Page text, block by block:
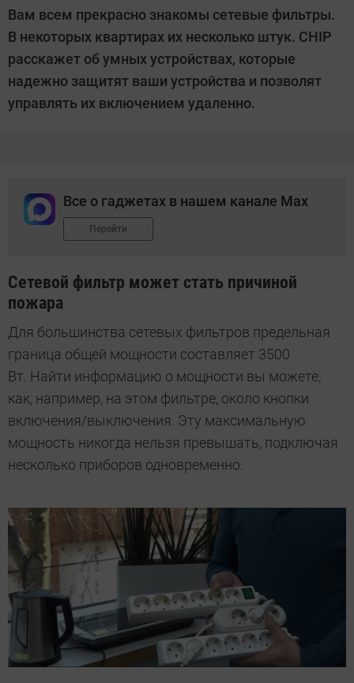
Киреев
Вам всем прекрасно знакомы сетевые фильтры.
В некоторых квартирах их несколько штук. CHIP
расскажет об умных устройствах, которые
надежно защитят ваши устройства и позволят
управлять их включением удаленно.
Все о гаджетах в нашем канале Max
Перейти
Сетевой фильтр может стать причиной
пожара
Для большинства сетевых фильтров предельная
граница общей мощности составляет 3500
Вт. Найти информацию о мощности вы можете,
как, например, на этом фильтре, около кнопки
включения/выключения. Эту максимальную
мощность никогда нельзя превышать, подключая
несколько приборов одновременно.